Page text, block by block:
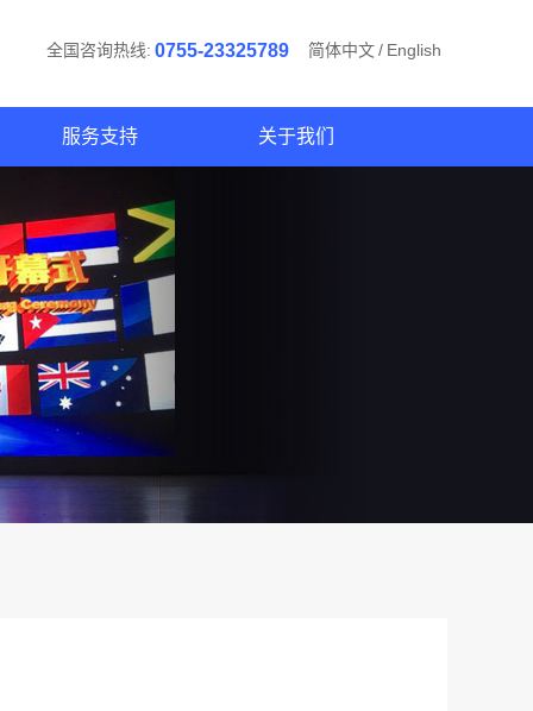
全国咨询热线: 0755-23325789 简体中文/ English
服务支持 关于我们